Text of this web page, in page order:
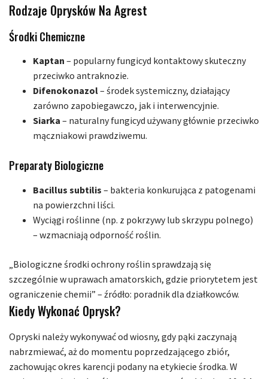
Rodzaje Oprysków Na Agrest
Środki Chemiczne
Kaptan – popularny fungicyd kontaktowy skuteczny
przeciwko antraknozie.
Difenokonazol– środek systemiczny, działający
zarówno zapobiegawczo, jak i interwencyjnie.
Siarka – naturalny fungicyd używany głównie przeciwko
mączniakowi prawdziwemu.
Preparaty Biologiczne
Bacillus subtilis – bakteria konkurująca z patogenami
na powierzchni liści.
Wyciągi roślinne (np. z pokrzywy lub skrzypu polnego)
– wzmacniają odporność roślin.
„Biologiczne środki ochrony roślin sprawdzają się
szczególnie w uprawach amatorskich, gdzie priorytetem jest
ograniczenie chemii” – źródło: poradnik dla działkowców.
Kiedy Wykonać Oprysk?
Opryski należy wykonywać od wiosny, gdy pąki zaczynają
nabrzmiewać, aż do momentu poprzedzającego zbiór,
zachowując okres karencji podany na etykiecie środka. W